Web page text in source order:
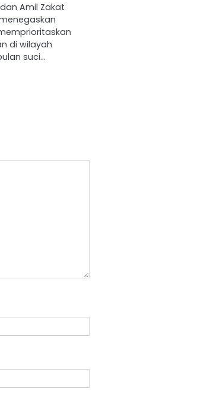
Amil Zakat
di wilayah
suci…